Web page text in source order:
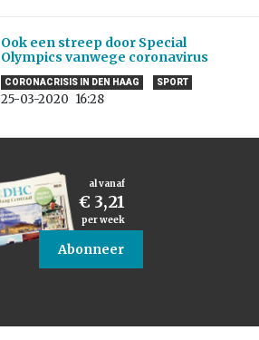
Ook een streep door Special
Olympics vanwege coronavirus
CORONACRISIS IN DEN HAAG SPORT
25-03-2020 16:28
al vanaf
€ 3,21
per week
Abonneer